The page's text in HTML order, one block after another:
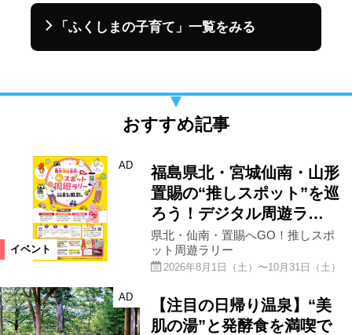
「ふくしまの子育て」一覧をみる
おすすめ記事
イベント
AD
福島県北・宮城仙南・山形
置賜の“推しスポット”を巡
ろう！デジタル周遊ラ…
県北・仙南・置賜へGO！推しスポ
ット周遊ラリー
2026年8月1日（土）〜10月31日（土）
AD
【注目の日帰り温泉】“美
肌の湯”と発酵食を満喫で